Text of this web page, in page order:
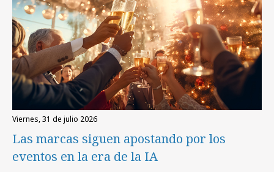
viernes, 31 de julio 2026
Las marcas siguen apostando por los
eventos en la era de la IA